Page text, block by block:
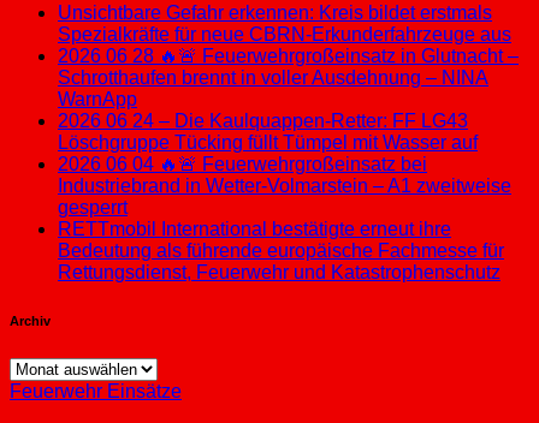
Unsichtbare Gefahr erkennen: Kreis bildet erstmals
Spezialkräfte für neue CBRN-Erkunderfahrzeuge aus
2026 06 28 🔥🚨 Feuerwehrgroßeinsatz in Glutnacht –
Schrotthaufen brennt in voller Ausdehnung – NINA
WarnApp
2026 06 24 – Die Kaulquappen-Retter: FF LG43
Löschgruppe Tücking füllt Tümpel mit Wasser auf
2026 06 04 🔥🚨 Feuerwehrgroßeinsatz bei
Industriebrand in Wetter-Volmarstein – A1 zweitweise
gesperrt
RETTmobil International bestätigte erneut ihre
Bedeutung als führende europäische Fachmesse für
Rettungsdienst, Feuerwehr und Katastrophenschutz
Archiv
Archiv
Feuerwehr Einsätze